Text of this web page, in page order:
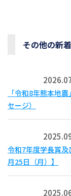
その他の新
「令和8年熊本地
セージ）
令和7年度学長賞
月25日（月）】